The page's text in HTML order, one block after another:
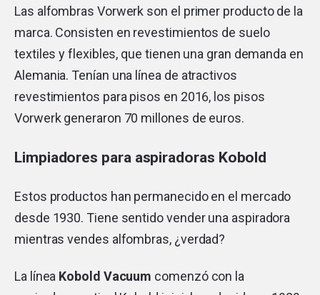
Las alfombras Vorwerk son el primer producto de la
marca. Consisten en revestimientos de suelo
textiles y flexibles, que tienen una gran demanda en
Alemania. Tenían una línea de atractivos
revestimientos para pisos en 2016, los pisos
Vorwerk generaron 70 millones de euros.
Limpiadores para aspiradoras Kobold
Estos productos han permanecido en el mercado
desde 1930. Tiene sentido vender una aspiradora
mientras vendes alfombras, ¿verdad?
La línea Kobold Vacuum comenzó con la